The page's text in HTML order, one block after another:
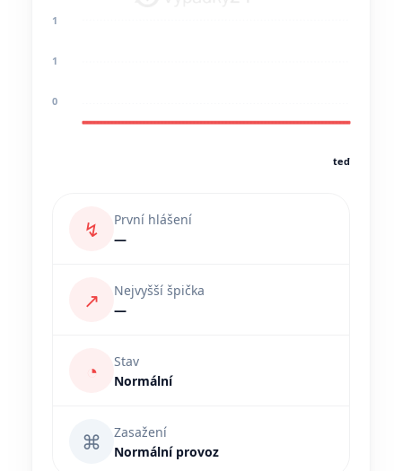
1
1
0
teď
↯
První hlášení
—
↗
Nejvyšší špička
—
◔
Stav
Normální
⌘
Zasažení
Normální provoz